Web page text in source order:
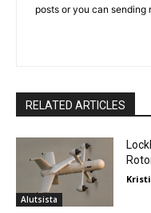
posts or you can sending
RELATED ARTICLES
Alutsista